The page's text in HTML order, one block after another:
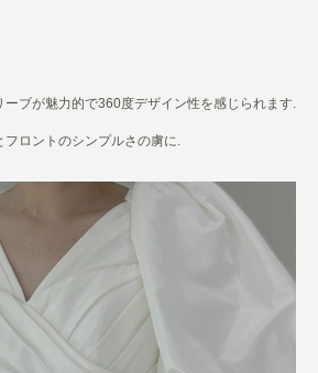
ーブが魅力的で360度デザイン性を感じられます.
ロントのシンプルさの虜に.